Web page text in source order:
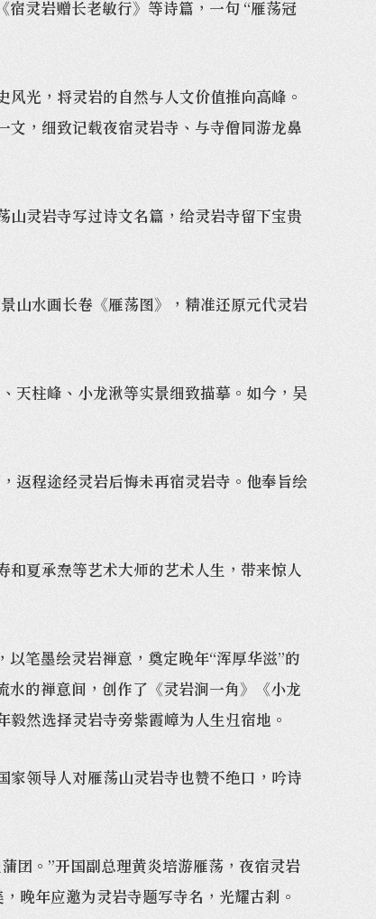
灵岩赠长老敏行》等诗篇，一句 “雁荡冠
光，将灵岩的自然与人文价值推向高峰。
文，细致记载夜宿灵岩寺、与寺僧同游龙鼻
灵岩寺写过诗文名篇，给灵岩寺留下宝贵
水画长卷《雁荡图》，精准还原元代灵岩
柱峰、小龙湫等实景细致描摹。如今，吴
程途经灵岩后悔未再宿灵岩寺。他奉旨绘
夏承焘等艺术大师的艺术人生，带来惊人
笔墨绘灵岩禅意，奠定晚年“浑厚华滋”的
的禅意间，创作了《灵岩涧一角》《小龙
然选择灵岩寺旁紫霞嶂为人生归宿地。
领导人对雁荡山灵岩寺也赞不绝口，吟诗
团。”开国副总理黄炎培游雁荡，夜宿灵岩
晚年应邀为灵岩寺题写寺名，光耀古刹。